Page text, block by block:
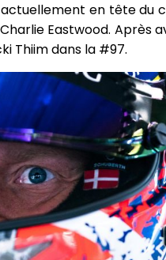
en tête du
Eastwood.
Thiim dans la #97.